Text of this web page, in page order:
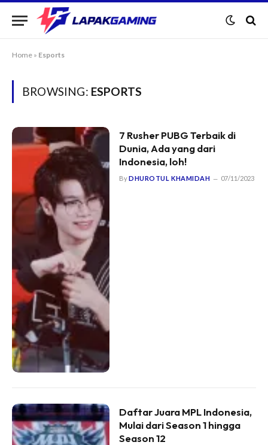
Home » Esports
BROWSING: ESPORTS
7 Rusher PUBG Terbaik di
Dunia, Ada yang dari
Indonesia, loh!
ByDHUROTUL KHAMIDAH 07/11/2023
Daftar Juara MPL Indonesia,
Mulai dari Season 1 hingga
Season 12